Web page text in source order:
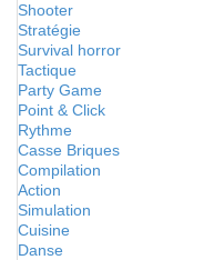
Shooter
Stratégie
Survival horror
Tactique
Party Game
Point & Click
Rythme
Casse Briques
Compilation
Action
Simulation
Cuisine
Danse